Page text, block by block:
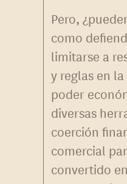
Pero,
como
limitarse a
y reglas en
poder
diversas
coerción
comercial
convertido